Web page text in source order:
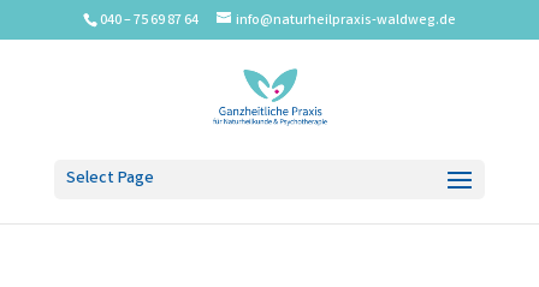
040 – 75 69 87 64 info@naturheilpraxis-waldweg.de
Select Page